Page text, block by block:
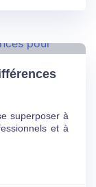
superposer à
et à